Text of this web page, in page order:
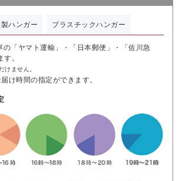
ハンガー プラスチックハンガー
の「ヤマト運輸」・「日本郵便」・「佐川急
。
けません。
け時間の指定ができます。